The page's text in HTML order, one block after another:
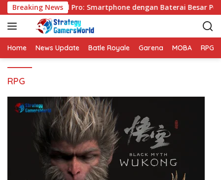
k
p
o
Breaking News
VIVO Y31d Pro: Smartphone dengan Baterai Besar
Home News Update Batle Royale Garena MOBA RPG
RPG